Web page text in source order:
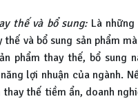
thế và bổ sung:Là những
thế và bổ sung sản phẩm
phẩm thay thế, bổ sung
lợi nhuận của ngành.
thay thế tiềm ẩn, doanh